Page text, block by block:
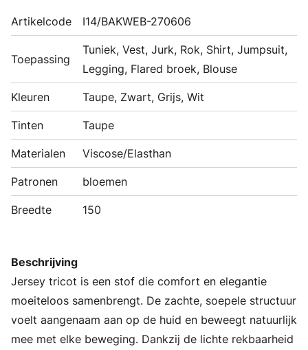
Artikelcode I14/BAKWEB-270606
Toepassing
Tuniek, Vest, Jurk, Rok, Shirt, Jumpsuit,
Legging, Flared broek, Blouse
Kleuren Taupe, Zwart, Grijs, Wit
Tinten Taupe
Materialen Viscose/Elasthan
Patronen bloemen
Breedte 150
Beschrijving
Jersey tricot is een stof die comfort en elegantie
moeiteloos samenbrengt. De zachte, soepele structuur
voelt aangenaam aan op de huid en beweegt natuurlijk
mee met elke beweging. Dankzij de lichte rekbaarheid